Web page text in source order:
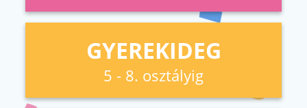
GYEREKIDEG
5 - 8. osztályig